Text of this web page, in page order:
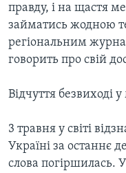
правду, і на щастя
займатись жодною
регіональним
говорить про свій
Відчуття безвиході
3 травня у світі
Україні за останнє
слова погіршилась.